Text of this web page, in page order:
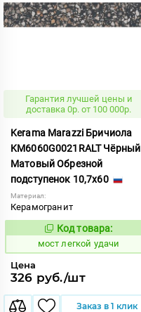
Гарантия лучшей цены и
доставка 0р. от 100 000р.
Kerama Marazzi Бричиола
KM6060G0021RALT Чёрный
Матовый Обрезной
подступенок 10,7x60
Материал:
Керамогранит
1021235
Код товара:
мост легкой удачи
Цена
326 руб./шт
Заказ в 1 клик